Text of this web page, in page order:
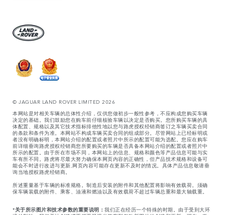
© JAGUAR LAND ROVER LIMITED 2026
本网站是对相关车辆的总体性介绍，仅供您做初步一般性参考，不应构成您购买车辆
决定的基础。我们鼓励您在购车前仔细核验车辆以决定是否购买。您所购买车辆的具
体配置、规格以及其它技术指标排他性地以您与路虎授权经销商签订之车辆买卖合同
的条款和条件为准。本网站不构成车辆买卖合同的组成部分。尽管网站上已经标明或
者没有明确标明，本网站介绍的配置或者照片中所示的配置可能为选配。您应在购车
前详细垂询路虎授权经销商您所要购买的车辆是否具备本网站介绍的配置或者照片中
所示的配置。由于所在市场不同，本网站上的信息、规格和颜色等产品信息可能与实
车有所不同。路虎将尽最大努力确保本网页内容的正确性，但产品技术规格和设备可
能会不时进行改进与更新,网页内容可能存在更新不及时的情况。具体产品信息敬请垂
询当地授权路虎经销商。
所述重量基于车辆的标准规格。制造后安装的附件和其他配置将影响有效载荷。须确
保车辆装载的附件、乘客、油液和燃油以及有效载荷不超过车辆总重和最大轴载重。
*关于所示图片和技术参数的重要说明： 我们正在经历一个特殊的时期。由于受到大环